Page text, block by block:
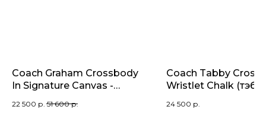
Coach Graham Crossbody
In Signature Canvas -
черно-серая)
22 500 р. 51 600 р.
Coach Tabby
Wristlet Chalk (тэби
24 500 р.